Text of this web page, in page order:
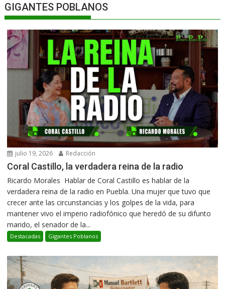
GIGANTES POBLANOS
julio 19, 2026 Redacción
Coral Castillo, la verdadera reina de la radio
Ricardo Morales Hablar de Coral Castillo es hablar de la
verdadera reina de la radio en Puebla. Una mujer que tuvo que
crecer ante las circunstancias y los golpes de la vida, para
mantener vivo el imperio radiofónico que heredó de su difunto
marido, el senador de la...
Destacadas Gigantes Poblanos